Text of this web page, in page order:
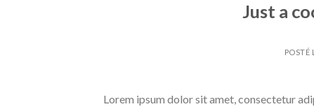
Just a
POSTÉ
Lorem ipsum dolor sit amet, consectetur